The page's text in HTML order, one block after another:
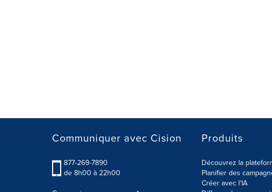
Communiquer avec Cision
877-269-7890
de 8h00 à 22h00
Produits
Découvrez la
Planifier des
Créer avec l'IA